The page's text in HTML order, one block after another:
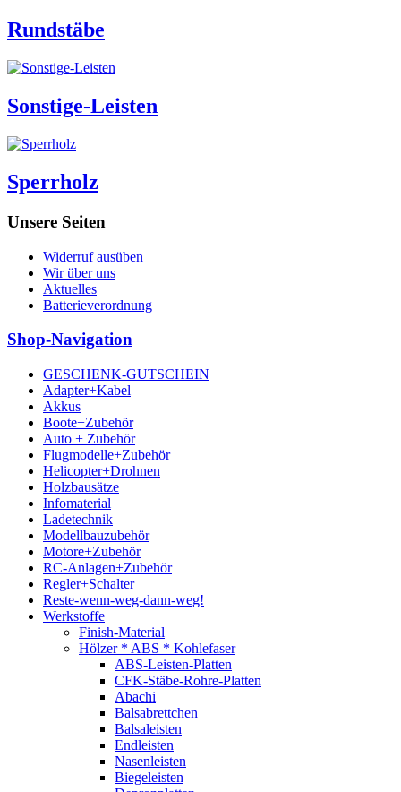
Rundstäbe
Sonstige-Leisten
Sperrholz
Unsere Seiten
Widerruf ausüben
Wir über uns
Aktuelles
Batterieverordnung
Shop-Navigation
GESCHENK-GUTSCHEIN
Adapter+Kabel
Akkus
Boote+Zubehör
Auto + Zubehör
Flugmodelle+Zubehör
Helicopter+Drohnen
Holzbausätze
Infomaterial
Ladetechnik
Modellbauzubehör
Motore+Zubehör
RC-Anlagen+Zubehör
Regler+Schalter
Reste-wenn-weg-dann-weg!
Werkstoffe
Finish-Material
Hölzer * ABS * Kohlefaser
ABS-Leisten-Platten
CFK-Stäbe-Rohre-Platten
Abachi
Balsabrettchen
Balsaleisten
Endleisten
Nasenleisten
Biegeleisten